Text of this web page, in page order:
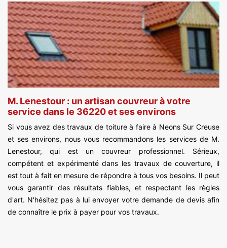
M. Lenestour : un artisan couvreur à votre
service dans le 36220 et ses environs
Si vous avez des travaux de toiture à faire à Neons Sur Creuse
et ses environs, nous vous recommandons les services de M.
Lenestour, qui est un couvreur professionnel. Sérieux,
compétent et expérimenté dans les travaux de couverture, il
est tout à fait en mesure de répondre à tous vos besoins. Il peut
vous garantir des résultats fiables, et respectant les règles
d'art. N'hésitez pas à lui envoyer votre demande de devis afin
de connaître le prix à payer pour vos travaux.